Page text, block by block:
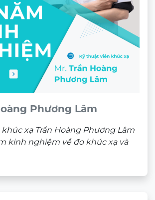
Phương Lâm
xạ Trần Hoàng Phương Lâm
kinh nghiệm về đo khúc xạ và